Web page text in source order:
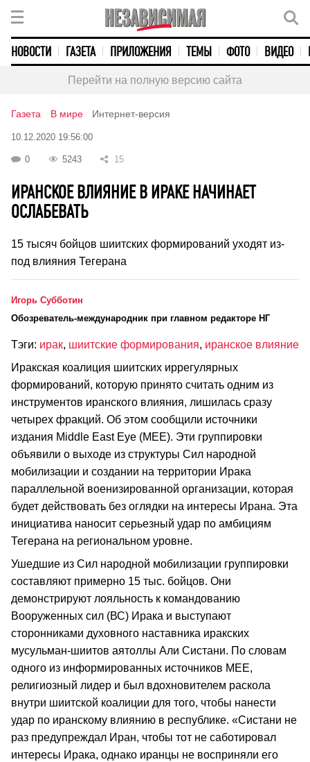
НОВОСТИ ГАЗЕТА ПРИЛОЖЕНИЯ ТЕМЫ ФОТО ВИДЕО
Перейти на полную версию сайта
Газета В мире Интернет-версия
10.12.2020 19:56:00
0 5243 15
ИРАНСКОЕ ВЛИЯНИЕ В ИРАКЕ НАЧИНАЕТ
ОСЛАБЕВАТЬ
15 тысяч бойцов шиитских формирований уходят из-
под влияния Тегерана
Игорь Субботин
Обозреватель-международник при главном редакторе НГ
Тэги: ирак, шиитские формирования, иранское влияние
Иракская коалиция шиитских иррегулярных
формирований, которую принято считать одним из
инструментов иранского влияния, лишилась сразу
четырех фракций. Об этом сообщили источники
издания Middle East Eye (MEE). Эти группировки
объявили о выходе из структуры Сил народной
мобилизации и создании на территории Ирака
параллельной военизированной организации, которая
будет действовать без оглядки на интересы Ирана. Эта
инициатива наносит серьезный удар по амбициям
Тегерана на региональном уровне.
Ушедшие из Сил народной мобилизации группировки
составляют примерно 15 тыс. бойцов. Они
демонстрируют лояльность к командованию
Вооруженных сил (ВС) Ирака и выступают
сторонниками духовного наставника иракских
мусульман-шиитов аятоллы Али Систани. По словам
одного из информированных источников MEE,
религиозный лидер и был вдохновителем раскола
внутри шиитской коалиции для того, чтобы нанести
удар по иранскому влиянию в республике. «Систани не
раз предупреждал Иран, чтобы тот не саботировал
интересы Ирака, однако иранцы не восприняли его